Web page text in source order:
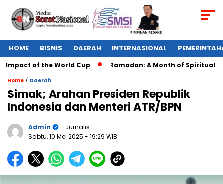
HOME BISNIS DAERAH INTERNASIONAL
of the World Cup Ramadan: A Month of Spiritual
Home / Daerah
Simak; Arahan Presiden Republik
Indonesia dan Menteri ATR/BPN
Admin
- Jurnalis
Sabtu, 10 Mei 2025 - 19:29 WIB